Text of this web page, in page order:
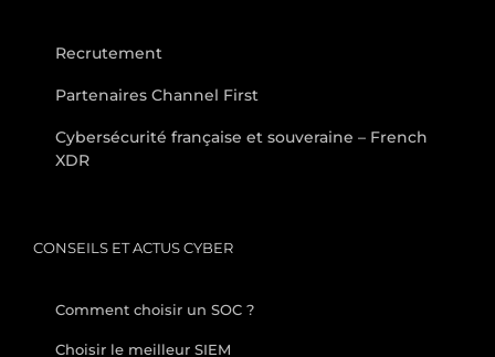
Recrutement
Partenaires Channel First
Cybersécurité française et souveraine – French
XDR
CONSEILS ET ACTUS CYBER
Comment choisir un SOC ?
Choisir le meilleur SIEM